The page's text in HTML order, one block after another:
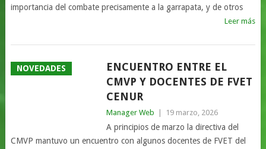
importancia del combate precisamente a la garrapata, y de otros
Leer más
NOVEDADES
ENCUENTRO ENTRE EL
CMVP Y DOCENTES DE FVET
CENUR
Manager Web 19 marzo, 2026
A principios de marzo la directiva del
CMVP mantuvo un encuentro con algunos docentes de FVET del